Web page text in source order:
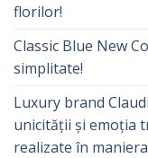
florilor!
Classic Blue New
simplitate!
Luxury brand
unicității și emoția
realizate în